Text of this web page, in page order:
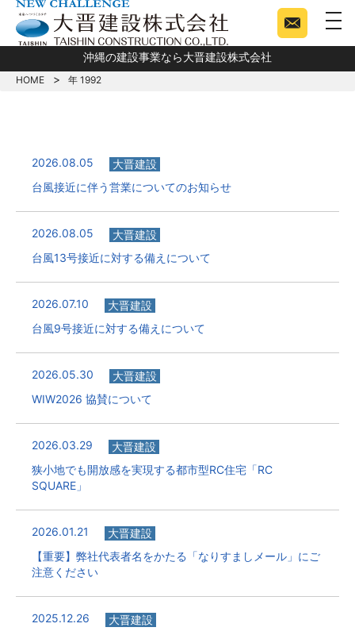
沖縄の建設事業なら大晋建設株式会社
HOME 年 1992
2026.08.05
大晋建設
台風接近に伴う営業についてのお知らせ
2026.08.05
大晋建設
台風13号接近に対する備えについて
2026.07.10
大晋建設
台風9号接近に対する備えについて
2026.05.30
大晋建設
WIW2026 協賛について
2026.03.29
大晋建設
狭小地でも開放感を実現する都市型RC住宅「RC
SQUARE」
2026.01.21
大晋建設
【重要】弊社代表者名をかたる「なりすましメール」にご
注意ください
2025.12.26
大晋建設